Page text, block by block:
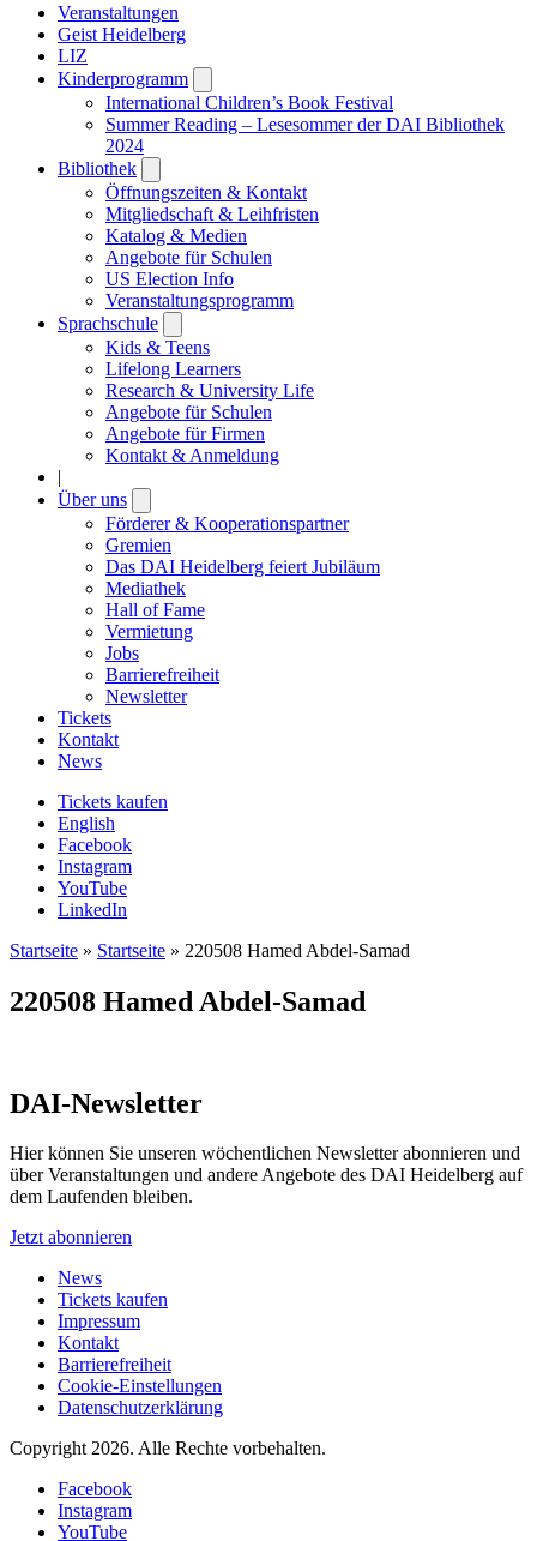
Veranstaltungen
Geist Heidelberg
LIZ
Kinderprogramm
submenu
International Children’s Book Festival
Summer Reading – Lesesommer der DAI Bibliothek
2024
Bibliothek
submenu
Öffnungszeiten & Kontakt
Mitgliedschaft & Leihfristen
Katalog & Medien
Angebote für Schulen
US Election Info
Veranstaltungsprogramm
Sprachschule
submenu
Kids & Teens
Lifelong Learners
Research & University Life
Angebote für Schulen
Angebote für Firmen
Kontakt & Anmeldung
|
Über uns
submenu
Förderer & Kooperationspartner
Gremien
Das DAI Heidelberg feiert Jubiläum
Mediathek
Hall of Fame
Vermietung
Jobs
Barrierefreiheit
Newsletter
Tickets
Kontakt
News
Tickets kaufen
English
Facebook
Instagram
YouTube
LinkedIn
Startseite » Startseite » 220508 Hamed Abdel-Samad
220508 Hamed Abdel-Samad
DAI-Newsletter
Hier können Sie unseren wöchentlichen Newsletter abonnieren und
über Veranstaltungen und andere Angebote des DAI Heidelberg auf
dem Laufenden bleiben.
Jetzt abonnieren
News
Tickets kaufen
Impressum
Kontakt
Barrierefreiheit
Cookie-Einstellungen
Datenschutzerklärung
Copyright 2026. Alle Rechte vorbehalten.
Facebook
Instagram
YouTube